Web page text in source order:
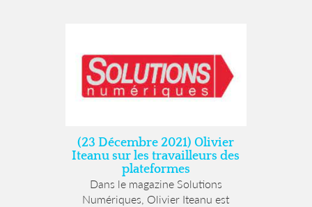
(23 Décembre 2021) Olivier
Iteanu sur les travailleurs des
plateformes
Dans le magazine Solutions
Numériques, Olivier Iteanu est